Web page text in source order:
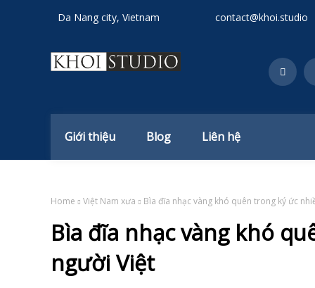
Da Nang city, Vietnam contact@khoi.studio
Giới thiệu Blog Liên hệ
Home Việt Nam xưa Bìa đĩa nhạc vàng khó quên trong ký ức
Bìa đĩa nhạc vàng khó
người Việt